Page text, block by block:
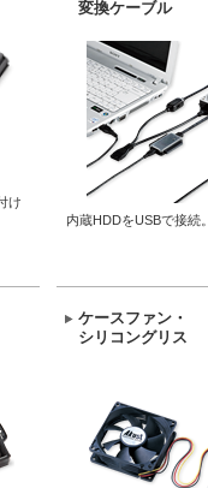
け
変換ケーブル
内蔵HDDをUSBで接続。
ケースファン・
シリコングリス